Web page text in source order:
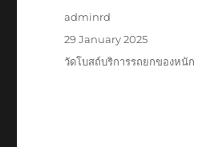
Author
adminrd
Posted
on
29 January 2025
Tags
วัดโบสถ์บริการรถยกของหนัก